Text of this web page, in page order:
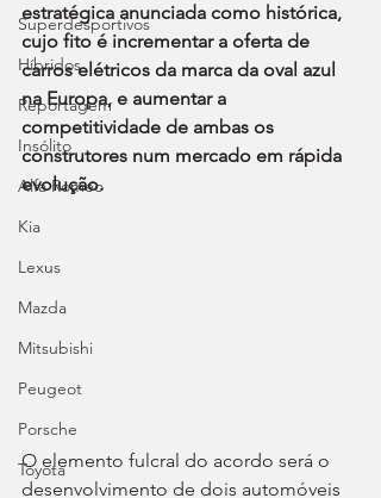
Superdesportivos
Híbridos
Reportagem
Insólito
Alfa Romeo
Kia
Lexus
Mazda
Mitsubishi
Peugeot
Porsche
Toyota
estratégica anunciada como histórica,
cujo fito é incrementar a oferta de
carros elétricos da marca da oval azul
na Europa, e aumentar a
competitividade de ambas os
construtores num mercado em rápida
evolução.
O elemento fulcral do acordo será o
desenvolvimento de dois automóveis